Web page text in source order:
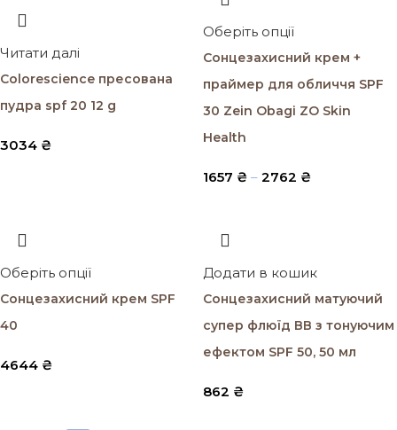
Читати далі
Colorescience пресована
пудра spf 20 12 g
3034 ₴
Оберіть опції
Cонцезахисний крем +
праймер для обличчя SPF
30 Zein Obagi ZO Skin
Health
1657 ₴ – 2762 ₴
Оберіть опції
Cонцезахисний крем SPF
40
4644 ₴
Додати в кошик
Cонцезахисний матуючий
супер флюїд ВВ з тонуючим
ефектом SPF 50, 50 мл
862 ₴